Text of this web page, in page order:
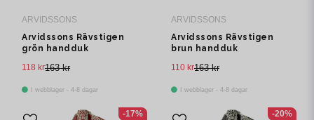
ARVIDSSONS
Arvidssons Rävstigen
grön handduk
163 kr
118 kr
I webblager - 4-8 dagar
ARVIDSSONS
Arvidssons Rävstigen
brun handduk
163 kr
110 kr
I webblager - 4-8 dagar
-17% -20%